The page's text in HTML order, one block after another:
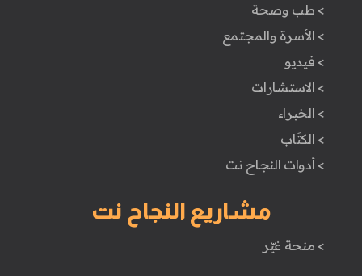
> طب وصحة
> الأسرة والمجتمع
> فيديو
> الاستشارات
> الخبراء
> الكتَاب
> أدوات النجاح نت
مشاريع النجاح نت
> منحة غيّر